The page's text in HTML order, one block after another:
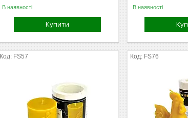
В наявності
Купити
В наявності
FS57 FS76